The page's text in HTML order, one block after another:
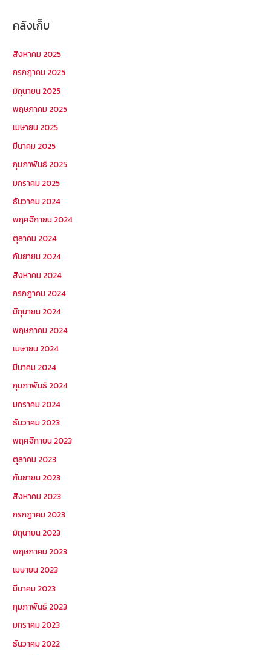
คลังเก็บ
สิงหาคม 2025
กรกฎาคม 2025
มิถุนายน 2025
พฤษภาคม 2025
เมษายน 2025
มีนาคม 2025
กุมภาพันธ์ 2025
มกราคม 2025
ธันวาคม 2024
พฤศจิกายน 2024
ตุลาคม 2024
กันยายน 2024
สิงหาคม 2024
กรกฎาคม 2024
มิถุนายน 2024
พฤษภาคม 2024
เมษายน 2024
มีนาคม 2024
กุมภาพันธ์ 2024
มกราคม 2024
ธันวาคม 2023
พฤศจิกายน 2023
ตุลาคม 2023
กันยายน 2023
สิงหาคม 2023
กรกฎาคม 2023
มิถุนายน 2023
พฤษภาคม 2023
เมษายน 2023
มีนาคม 2023
กุมภาพันธ์ 2023
มกราคม 2023
ธันวาคม 2022